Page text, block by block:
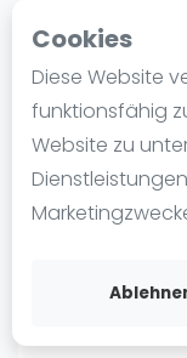
Cookies
Diese Website
funktionsfähig
Website zu
Blog
Die Geschichte
Regeln und
Padel Schläge
Video
Playtomic
PadelBase
Rhein
Weiherstraße